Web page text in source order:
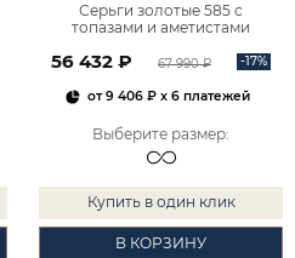
Серьги золотые 585 с
топазами и аметистами
56 432 ₽ 67 990 ₽ -17%
от9 406 ₽x 6 платежей
Выберите размер:
Купить в один клик
В КОРЗИНУ